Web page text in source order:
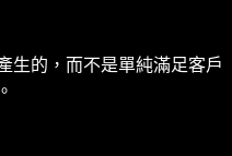
生的，而不是單純滿足客戶